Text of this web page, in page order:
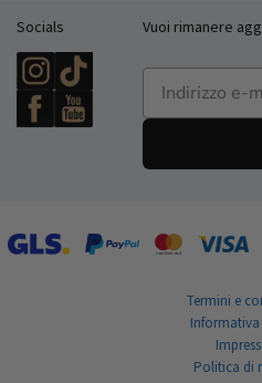
Socials Vuoi rimanere
E-mailadres
Termini e
Politica di